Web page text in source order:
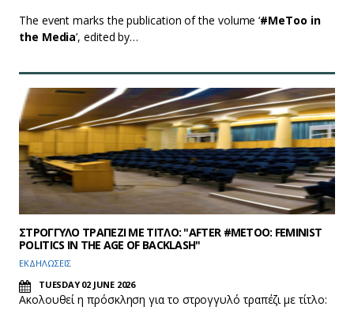
The event marks the publication of the volume ‘#MeToo in
the Media’, edited by…
ΣΤΡΟΓΓΥΛΟ ΤΡΑΠΕΖΙ ΜΕ ΤΙΤΛΟ: "AFTER #METOO: FEMINIST
POLITICS IN THE AGE OF BACKLASH"
EΚΔΗΛΩΣΕΙΣ
TUESDAY 02 JUNE 2026
Ακολουθεί η πρόσκληση για το στρογγυλό τραπέζι με τίτλο: